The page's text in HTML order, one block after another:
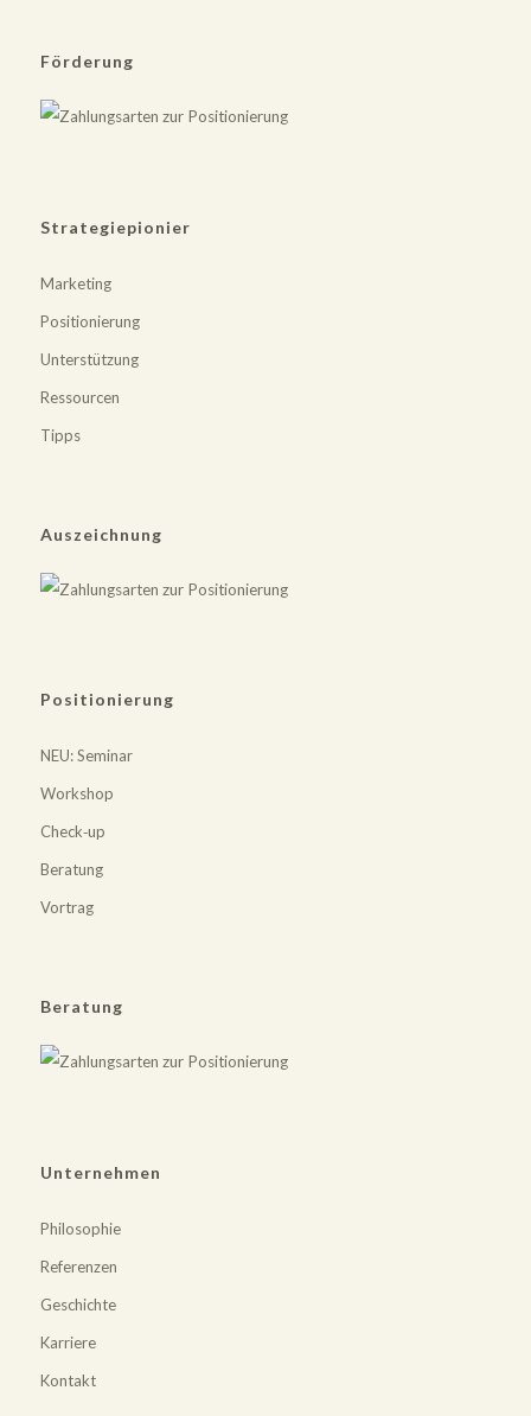
Förderung
Strategiepionier
Marketing
Positionierung
Unterstützung
Ressourcen
Tipps
Auszeichnung
Positionierung
NEU: Seminar
Workshop
Check‐up
Beratung
Vortrag
Beratung
Unternehmen
Philosophie
Referenzen
Geschichte
Karriere
Kontakt